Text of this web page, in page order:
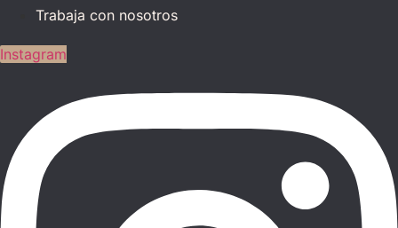
Trabaja con nosotros
Instagram